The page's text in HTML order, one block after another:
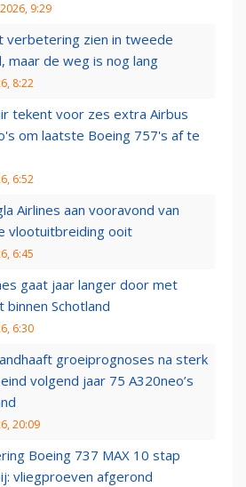
9:29
verbetering zien in tweede
maar de weg is nog lang
8:22
tekent voor zes extra Airbus
om laatste Boeing 757's af te
6:52
Airlines aan vooravond van
vlootuitbreiding ooit
6:45
gaat jaar langer door met
binnen Schotland
6:30
groeiprognoses na sterk
volgend jaar 75 A320neo’s
20:09
Boeing 737 MAX 10 stap
vliegproeven afgerond